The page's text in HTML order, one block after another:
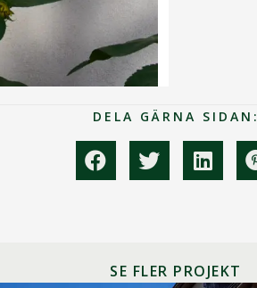
DELA GÄRNA SIDAN:
SE FLER PROJEKT